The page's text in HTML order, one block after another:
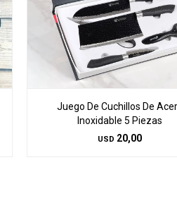
Juego De Cuchillos De
Inoxidable 5 Piezas
USD 20,00